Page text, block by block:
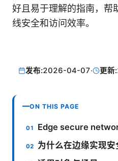
好且易于理解的指南，帮
线安全和访问效率。
发布:2026-04-07· 更新:
ON THIS PAGE
Edge secure
为什么在边缘实现安